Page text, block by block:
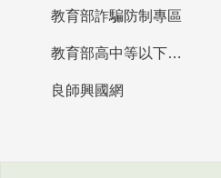
教育部詐騙防制專區
教育部高中等以下學校及幼兒園教師資格檢定考試
良師興國網